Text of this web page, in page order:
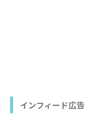
インフィード広告